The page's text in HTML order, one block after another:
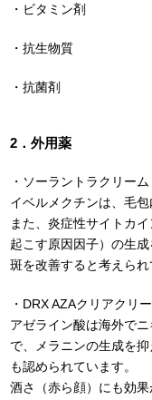
・ビタミン剤
・抗生物質
・抗菌剤
2．外用薬
・ソーラントラクリー
イベルメクチンは、毛
また、炎症性サイトカ
起こす原因因子）の生
斑を改善すると考えられ
・DRX AZAクリアクリ
アゼライン酸は海外で
で、メラニンの生成を
も認められています。
酒さ（赤ら顔）にも効果